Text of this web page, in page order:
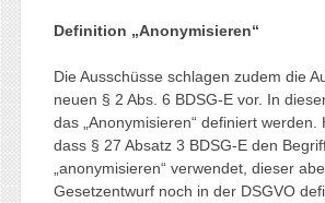
Definition „Anonymisieren“
Die Ausschüsse schlagen zudem die
neuen § 2 Abs. 6 BDSG-E vor. In
das „Anonymisieren“ definiert werden.
dass § 27 Absatz 3 BDSG-E den
„anonymisieren“ verwendet, dieser
Gesetzentwurf noch in der DSGVO